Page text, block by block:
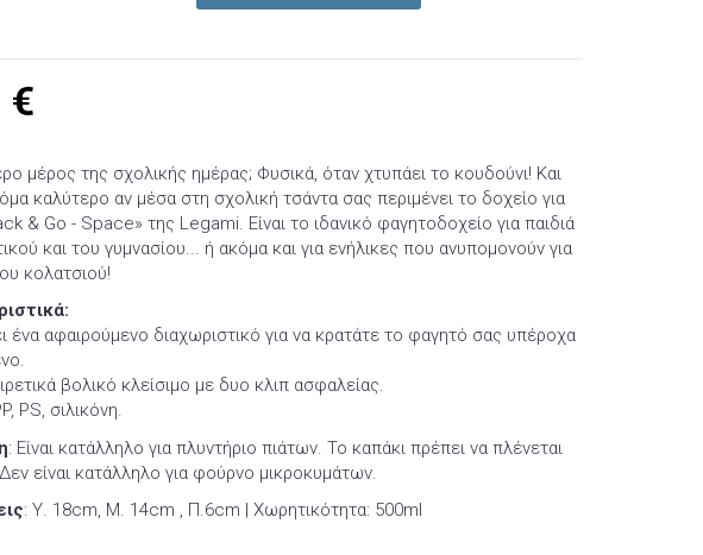
€
μέρος της σχολικής ημέρας; Φυσικά, όταν χτυπάει το κουδούνι! Και
καλύτερο αν μέσα στη σχολική τσάντα σας περιμένει το δοχείο για
& Go - Space» της Legami. Είναι το ιδανικό φαγητοδοχείο για παιδιά
και του γυμνασίου... ή ακόμα και για ενήλικες που ανυπομονούν για
κολατσιού!
ένα αφαιρούμενο διαχωριστικό για να κρατάτε το φαγητό σας υπέροχα
βολικό κλείσιμο με δυο κλιπ ασφαλείας.
PS, σιλικόνη.
: Είναι κατάλληλο για πλυντήριο πιάτων. Το καπάκι πρέπει να πλένεται
είναι κατάλληλο για φούρνο μικροκυμάτων.
: Υ. 18cm, Μ. 14cm , Π.6cm | Χωρητικότητα: 500ml